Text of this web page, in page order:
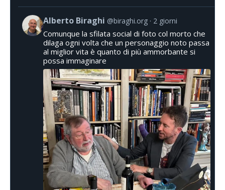
Alberto Biraghi @biraghi.org 2 giorni
Comunque la sfilata social di foto col morto che
dilaga ogni volta che un personaggio noto passa
al miglior vita è quanto di più ammorbante si
possa immaginare